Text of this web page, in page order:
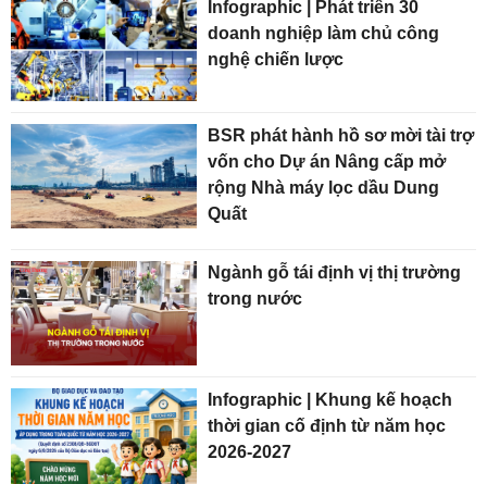
Infographic | Phát triển 30
doanh nghiệp làm chủ công
nghệ chiến lược
BSR phát hành hồ sơ mời tài trợ
vốn cho Dự án Nâng cấp mở
rộng Nhà máy lọc dầu Dung
Quất
Ngành gỗ tái định vị thị trường
trong nước
Infographic | Khung kế hoạch
thời gian cố định từ năm học
2026-2027